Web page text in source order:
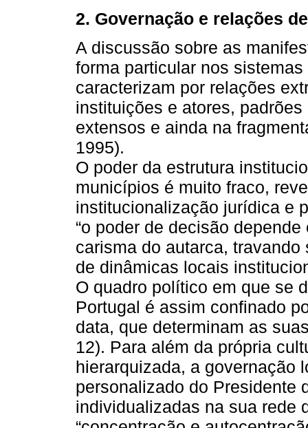
2. Governação e relações
A discussão sobre as
forma particular nos
caracterizam por relações
instituições e atores,
extensos e ainda na
1995).
O poder da estrutura
municípios é muito fraco,
institucionalização jurídica e
“o poder de decisão
carisma do autarca,
de dinâmicas locais
O quadro político em que se
Portugal é assim confinado
data, que determinam as
12). Para além da própria
hierarquizada, a governação
personalizado do Presidente
individualizadas na sua rede